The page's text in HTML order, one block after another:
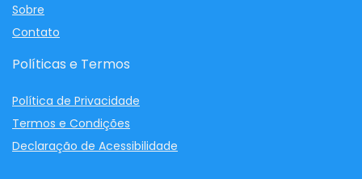
Sobre
Contato
Políticas e Termos
Política de Privacidade
Termos e Condições
Declaração de Acessibilidade